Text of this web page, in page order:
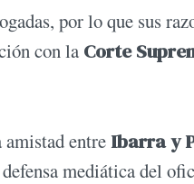
por lo que sus
con la Corte
amistad entre Ibarra y
mediática del